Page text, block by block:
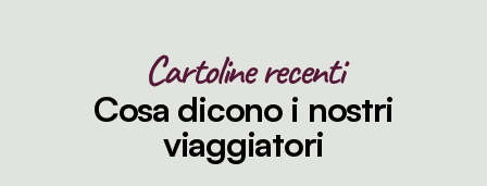
Cartoline recenti
Cosa dicono i nostri
viaggiatori